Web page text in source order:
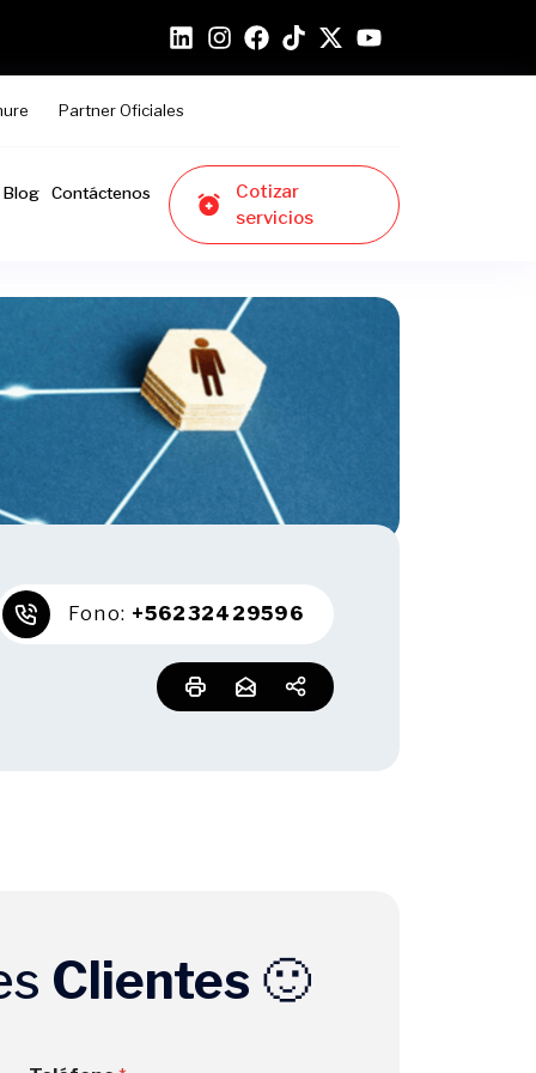
Partner Oficiales
Blog Contáctenos
Cotizar
servicios
Fono: +56232429596
Clientes 🙂